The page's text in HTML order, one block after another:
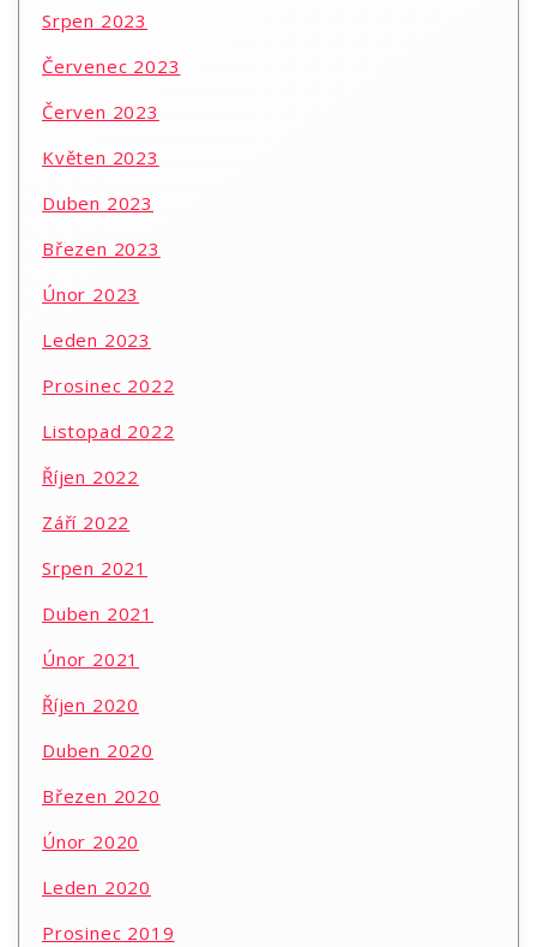
Srpen 2023
Červenec 2023
Červen 2023
Květen 2023
Duben 2023
Březen 2023
Únor 2023
Leden 2023
Prosinec 2022
Listopad 2022
Říjen 2022
Září 2022
Srpen 2021
Duben 2021
Únor 2021
Říjen 2020
Duben 2020
Březen 2020
Únor 2020
Leden 2020
Prosinec 2019